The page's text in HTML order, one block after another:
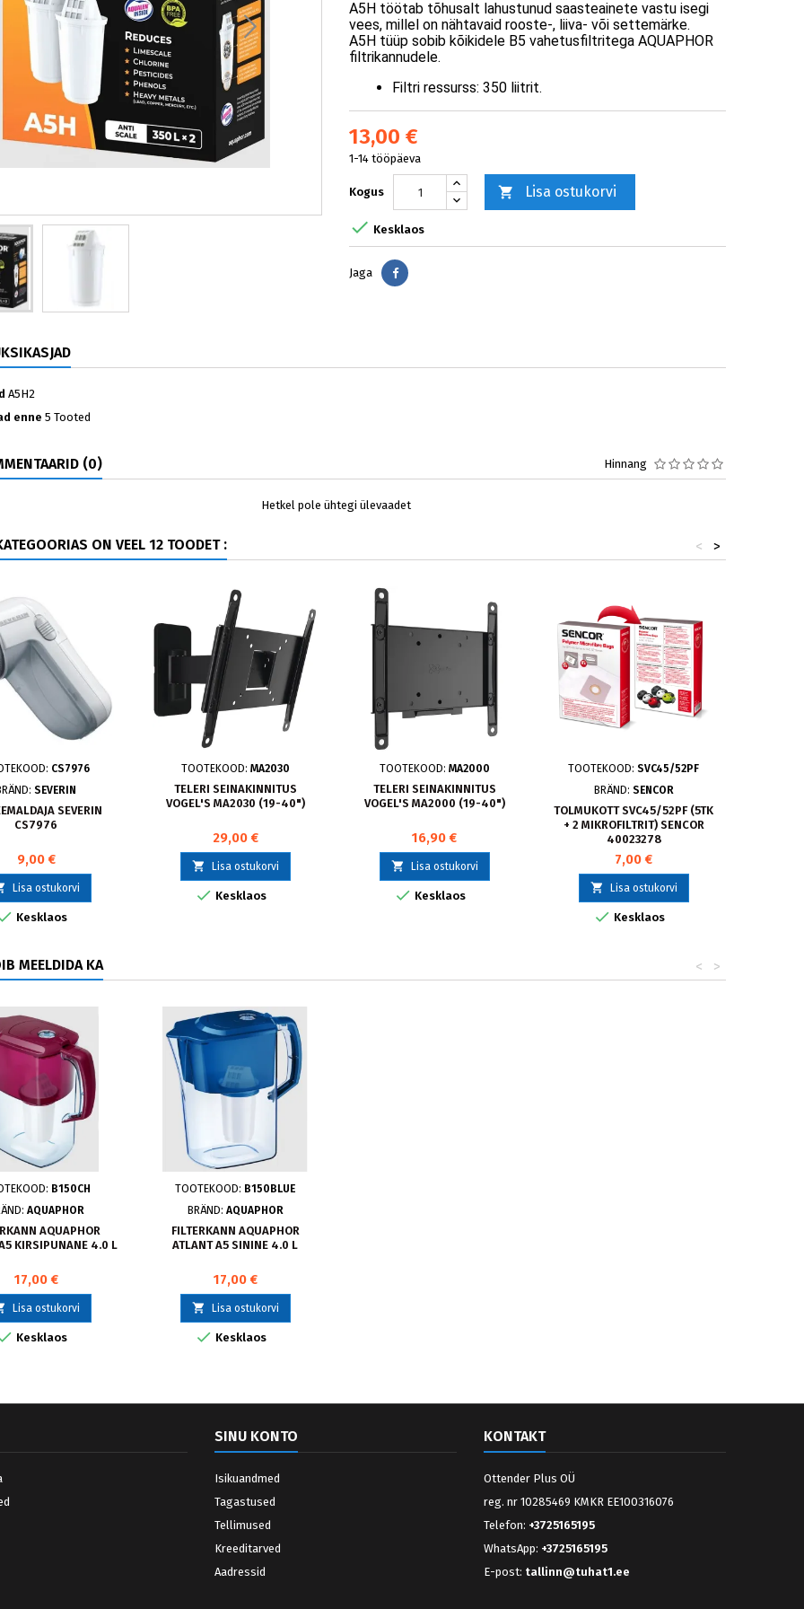
A5H töötab tõhusalt lahustunud saasteainete vastu isegi
vees, millel on nähtavaid rooste-, liiva- või settemärke.
A5H tüüp sobib kõikidele B5 vahetusfiltritega AQUAPHOR
filtrikannudele.
Filtri ressurss: 350 liitrit.
13,00 €
1-14 tööpäeva
Kogus  Lisa ostukorvi
 Kesklaos
Jaga Jaga
A5H2
enne 5 Tooted
(0) Hinnang
Hetkel pole ühtegi ülevaadet
ON VEEL 12 TOODET : >
<
CS7976
SEVERIN
SEVERIN
CS7976
9,00 €
Lisa ostukorvi
Kesklaos
TOOTEKOOD: MA2030
TELERI SEINAKINNITUS
VOGEL'S MA2030 (19-40")
29,00 €
 Lisa ostukorvi
 Kesklaos
TOOTEKOOD: MA2000
TELERI SEINAKINNITUS
VOGEL'S MA2000 (19-40")
16,90 €
 Lisa ostukorvi
 Kesklaos
TOOTEKOOD: SVC45/52PF
BRÄND: SENCOR
TOLMUKOTT SVC45/52PF (5TK
+ 2 MIKROFILTRIT) SENCOR
40023278
7,00 €
 Lisa ostukorvi
 Kesklaos
MEELDIDA KA >
<
B150CH
AQUAPHOR
AQUAPHOR
KIRSIPUNANE 4.0 L
17,00 €
Lisa ostukorvi
Kesklaos
TOOTEKOOD: B150BLUE
BRÄND: AQUAPHOR
FILTERKANN AQUAPHOR
ATLANT A5 SININE 4.0 L
17,00 €
 Lisa ostukorvi
 Kesklaos
SINU KONTO
Isikuandmed
Tagastused
Tellimused
Kreeditarved
Aadressid
KONTAKT
Ottender Plus OÜ
reg. nr 10285469 KMKR EE100316076
Telefon: +3725165195
WhatsApp: +3725165195
E-post: tallinn@tuhat1.ee